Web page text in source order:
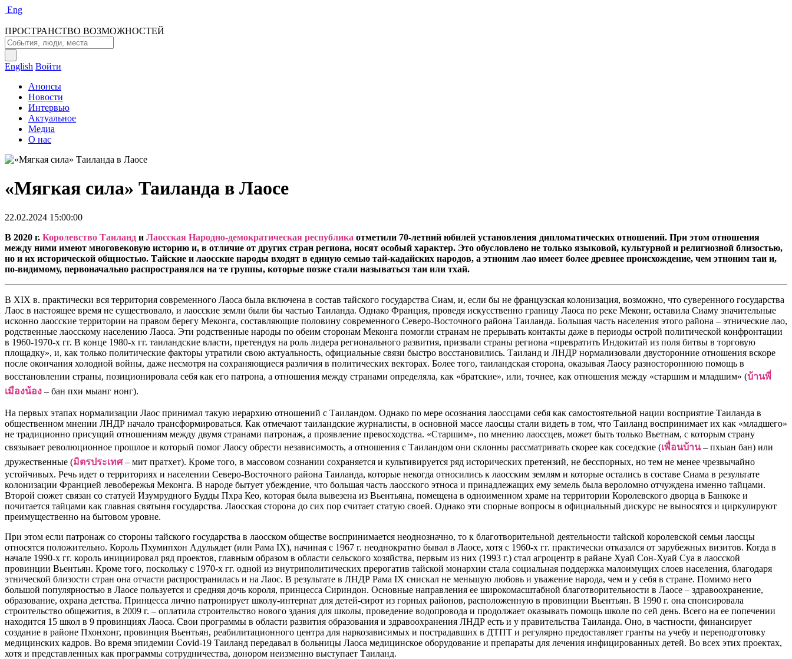
Eng
ПРОСТРАНСТВО ВОЗМОЖНОСТЕЙ
English Войти
Анонсы
Новости
Интервью
Актуальное
Медиа
О нас
«Мягкая сила» Таиланда в Лаосе
22.02.2024 15:00:00
В 2020 г. Королевство Таиланд и Лаосская Народно-демократическая республика отметили 70-летний юбилей установления дипломатических отношений. При этом отношения
между ними имеют многовековую историю и, в отличие от других стран региона, носят особый характер. Это обусловлено не только языковой, культурной и религиозной близостью,
но и их исторической общностью. Тайские и лаосские народы входят в единую семью тай-кадайских народов, а этноним лао имеет более древнее происхождение, чем этноним таи и,
по-видимому, первоначально распространялся на те группы, которые позже стали называться таи или тхай.
В XIX в. практически вся территория современного Лаоса была включена в состав тайского государства Сиам, и, если бы не французская колонизация, возможно, что суверенного государства
Лаос в настоящее время не существовало, и лаосские земли были бы частью Таиланда. Однако Франция, проведя искусственно границу Лаоса по реке Меконг, оставила Сиаму значительные
исконно лаосские территории на правом берегу Меконга, составляющие половину современного Северо-Восточного района Таиланда. Большая часть населения этого района – этнические лао,
родственные лаосскому населению Лаоса. Эти родственные народы по обеим сторонам Меконга помогли странам не прерывать контакты даже в периоды острой политической конфронтации
в 1960-1970-х гг. В конце 1980-х гг. таиландские власти, претендуя на роль лидера регионального развития, призвали страны региона «превратить Индокитай из поля битвы в торговую
площадку», и, как только политические факторы утратили свою актуальность, официальные связи быстро восстановились. Таиланд и ЛНДР нормализовали двусторонние отношения вскоре
после окончания холодной войны, даже несмотря на сохраняющиеся различия в политических векторах. Более того, таиландская сторона, оказывая Лаосу разностороннюю помощь в
восстановлении страны, позиционировала себя как его патрона, а отношения между странами определяла, как «братские», или, точнее, как отношения между «старшим и младшим» (บ้านพี่
เมืองน้อง – бан пхи мыанг нонг).
На первых этапах нормализации Лаос принимал такую иерархию отношений с Таиландом. Однако по мере осознания лаоссцами себя как самостоятельной нации восприятие Таиланда в
общественном мнении ЛНДР начало трансформироваться. Как отмечают таиландские журналисты, в основной массе лаосцы стали видеть в том, что Таиланд воспринимает их как «младшего»
не традиционно присущий отношениям между двумя странами патронаж, а проявление превосходства. «Старшим», по мнению лаоссцев, может быть только Вьетнам, с которым страну
связывает революционное прошлое и который помог Лаосу обрести независимость, а отношения с Таиландом они склонны рассматривать скорее как соседские (เพื่อนบ้าน– пхыан бан) или
дружественные (มิตรประเทศ– мит пратхет). Кроме того, в массовом сознании сохраняется и культивируется ряд исторических претензий, не бесспорных, но тем не менее чрезвычайно
устойчивых. Речь идет о территориях и населении Северо-Восточного района Таиланда, которые некогда относились к лаосским землям и которые остались в составе Сиама в результате
колонизации Францией левобережья Меконга. В народе бытует убеждение, что большая часть лаосского этноса и принадлежащих ему земель была вероломно отчуждена именно тайцами.
Второй сюжет связан со статуей Изумрудного Будды Пхра Кео, которая была вывезена из Вьентьяна, помещена в одноименном храме на территории Королевского дворца в Банкоке и
почитается тайцами как главная святыня государства. Лаосская сторона до сих пор считает статую своей. Однако эти спорные вопросы в официальный дискурс не выносятся и циркулируют
преимущественно на бытовом уровне.
При этом если патронаж со стороны тайского государства в лаосском обществе воспринимается неоднозначно, то к благотворительной деятельности тайской королевской семьи лаосцы
относятся положительно. Король Пхумипхон Адульядет (или Рама IX), начиная с 1967 г. неоднократно бывал в Лаосе, хотя с 1960-х гг. практически отказался от зарубежных визитов. Когда в
начале 1990-х гг. король инициировал ряд проектов, главным образом в области сельского хозяйства, первым из них (1993 г.) стал агроцентр в райане Хуай Сон-Хуай Суа в лаосской
провинции Вьентьян. Кроме того, поскольку с 1970-х гг. одной из внутриполитических прерогатив тайской монархии стала социальная поддержка малоимущих слоев населения, благодаря
этнической близости стран она отчасти распространилась и на Лаос. В результате в ЛНДР Рама IX снискал не меньшую любовь и уважение народа, чем и у себя в стране. Помимо него
большой популярностью в Лаосе пользуется и средняя дочь короля, принцесса Сириндон. Основные направления ее широкомасштабной благотворительности в Лаосе – здравоохранение,
образование, охрана детства. Принцесса лично патронирует школу-интернат для детей-сирот из горных районов, расположенную в провинции Вьентьян. В 1990 г. она спонсировала
строительство общежития, в 2009 г. – оплатила строительство нового здания для школы, проведение водопровода и продолжает оказывать помощь школе по сей день. Всего на ее попечении
находится 15 школ в 9 провинциях Лаоса. Свои программы в области развития образования и здравоохранения ЛНДР есть и у правительства Таиланда. Оно, в частности, финансирует
создание в районе Пхонхонг, провинция Вьентьян, реабилитационного центра для наркозависимых и пострадавших в ДТПТ и регулярно предоставляет гранты на учебу и переподготовку
медицинских кадров. Во время эпидемии Covid-19 Таиланд передавал в больницы Лаоса медицинское оборудование и препараты для лечения инфицированных детей. Во всех этих проектах,
хотя и представленных как программы сотрудничества, донором неизменно выступает Таиланд.